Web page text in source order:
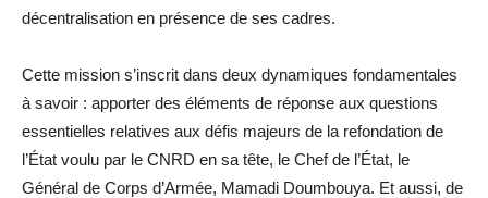
décentralisation en présence de ses cadres.
Cette mission s’inscrit dans deux dynamiques fondamentales
à savoir : apporter des éléments de réponse aux questions
essentielles relatives aux défis majeurs de la refondation de
l’État voulu par le CNRD en sa tête, le Chef de l’État, le
Général de Corps d’Armée, Mamadi Doumbouya. Et aussi, de